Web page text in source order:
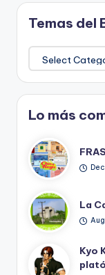
Temas del
del
Blog
Lo más
La
Kyo